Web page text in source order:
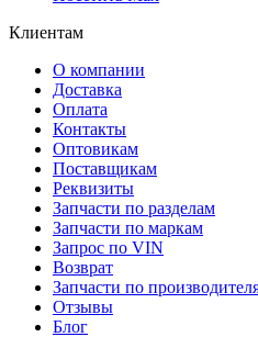
Клиентам
О компании
Доставка
Оплата
Контакты
Оптовикам
Поставщикам
Реквизиты
Запчасти по разделам
Запчасти по маркам
Запрос по VIN
Возврат
Запчасти по
Отзывы
Блог